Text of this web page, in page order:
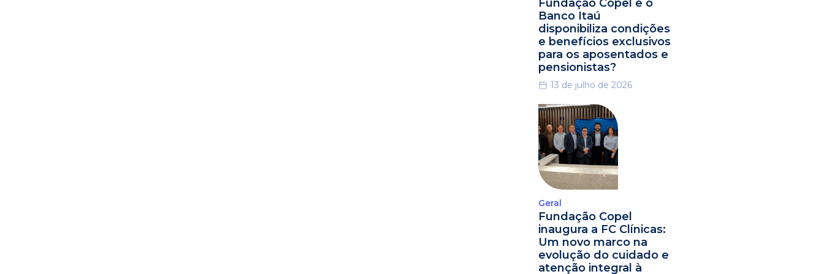
Fundação Copel e o
Banco Itaú
disponibiliza condições
e benefícios exclusivos
para os aposentados e
pensionistas?
13 de julho de 2026
Geral
Fundação Copel
inaugura a FC Clínicas:
Um novo marco na
evolução do cuidado e
atenção integral à